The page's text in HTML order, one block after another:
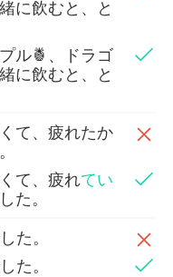
に飲むと、と
ル🍍、ドラゴ
に飲むと、と
て、疲れたか
て、疲れてい
た。
た。
た。